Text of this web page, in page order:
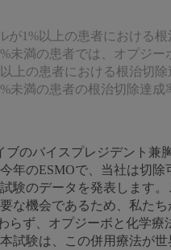
が1%以上の患者における
未満の患者では、オプジ
上の患者における根治切
未満の患者の根治切除達
のバイスプレジデント兼
年のESMOで、当社は切
験のデータを発表します
な機会であるため、私た
らず、オプジーボと化学
試験は、この併用療法が